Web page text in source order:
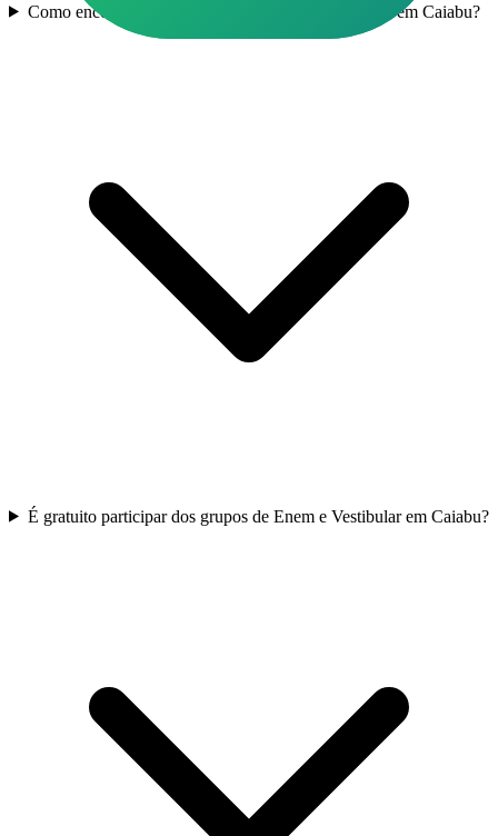
Como encontrar grupos de Enem e Vestibular ativos em Caiabu?
É gratuito participar dos grupos de Enem e Vestibular em Caiabu?